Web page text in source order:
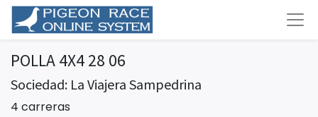
POLLA 4X4 28 06
Sociedad: La Viajera Sampedrina
4 carreras